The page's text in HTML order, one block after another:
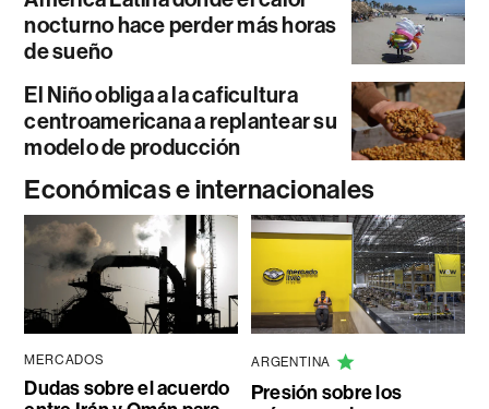
nocturno hace perder más horas
de sueño
El Niño obliga a la caficultura
centroamericana a replantear su
modelo de producción
Económicas e internacionales
MERCADOS
Dudas sobre el acuerdo
ARGENTINA
Presión sobre los